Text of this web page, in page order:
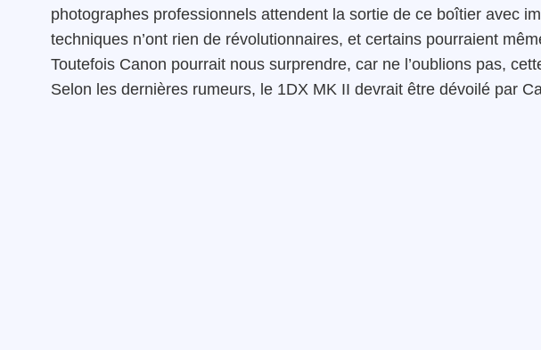
photographes professionnels attendent la sortie de ce boîtier avec
techniques n’ont rien de révolutionnaires, et certains pourraient
Toutefois Canon pourrait nous surprendre, car ne l’oublions pas,
Selon les dernières rumeurs, le 1DX MK II devrait être dévoilé par